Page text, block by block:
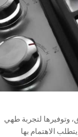
وتوفيرها لتجربة طهي
الاهتمام بها